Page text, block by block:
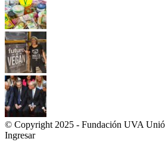
© Copyright 2025 - Fundación UVA
Ingresar